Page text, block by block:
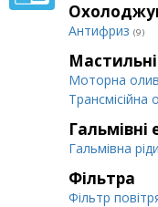
Антифриз (9)
Моторна
Трансмісійна
Гальмівна
Фільтра
Фільтр